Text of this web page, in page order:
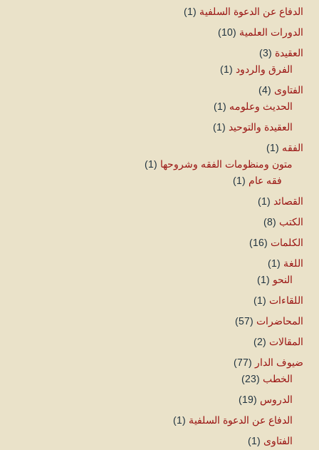
الدفاع عن الدعوة السلفية (1)
الدورات العلمية (10)
العقيدة (3)
الفرق والردود (1)
الفتاوى (4)
الحديث وعلومه (1)
العقيدة والتوحيد (1)
الفقه (1)
متون ومنظومات الفقه وشروحها (1)
فقه عام (1)
القصائد (1)
الكتب (8)
الكلمات (16)
اللغة (1)
النحو (1)
اللقاءات (1)
المحاضرات (57)
المقالات (2)
ضيوف الدار (77)
الخطب (23)
الدروس (19)
الدفاع عن الدعوة السلفية (1)
الفتاوى (1)